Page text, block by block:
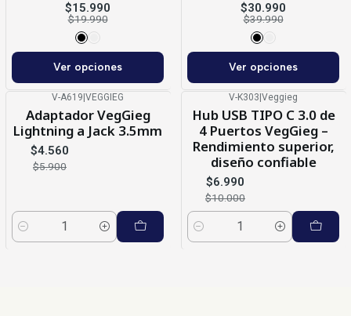
$15.990
$19.990
Ver opciones
$30.990
$39.990
Ver opciones
V-A619|VEGGIEG
Adaptador VegGieg
Lightning a Jack 3.5mm
$4.560
$5.900
Cantidad
V-K303|Veggieg
Hub USB TIPO C 3.0 de
4 Puertos VegGieg –
Rendimiento superior,
diseño confiable
$6.990
$10.000
Cantidad